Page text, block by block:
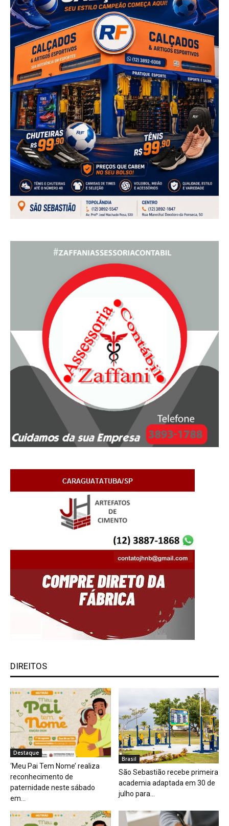
DIREITOS
Destaque
‘Meu Pai Tem Nome’ realiza
reconhecimento de
paternidade neste sábado
em...
Brasil
São Sebastião recebe primeira
academia adaptada em 30 de
julho para...